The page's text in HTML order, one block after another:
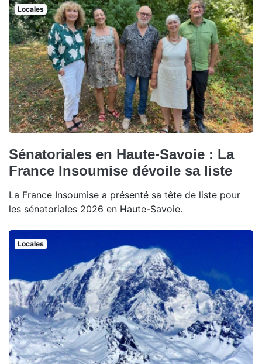
Locales
Sénatoriales en Haute-Savoie : La
France Insoumise dévoile sa liste
La France Insoumise a présenté sa tête de liste pour
les sénatoriales 2026 en Haute-Savoie.
Locales